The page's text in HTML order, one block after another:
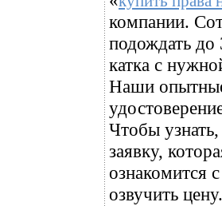
компании.
подождать
катка с
Наши
Чтобы
заявку,
ознакомится
озвучить цену.